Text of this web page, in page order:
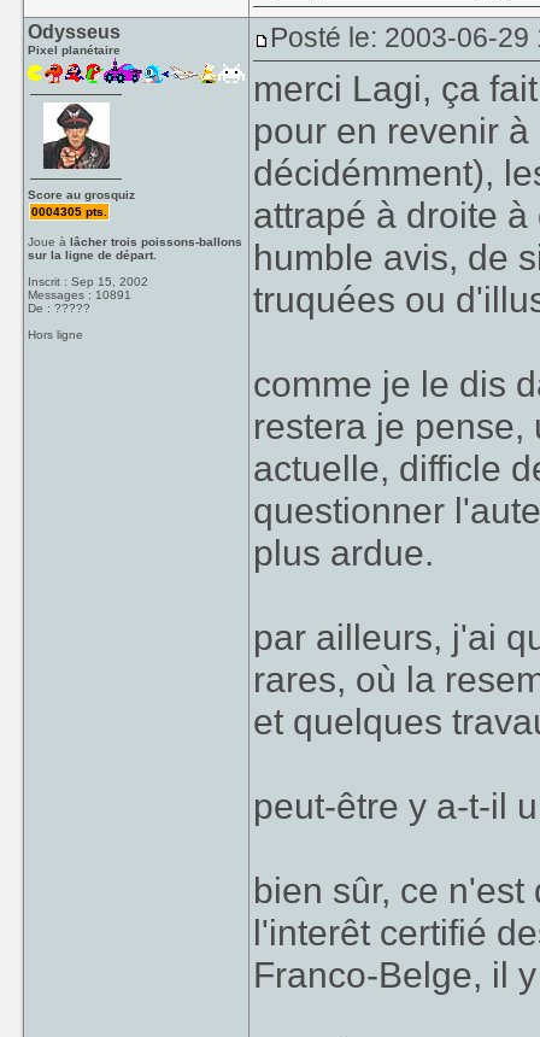
Odysseus
Pixel planétaire
Score au grosquiz
0004305 pts.
Joue àlâcher trois poissons-ballons
sur la ligne de départ.
Inscrit : Sep 15, 2002
Messages : 10891
De : ?????
Hors ligne
Posté le: 2003-06-29
merci Lagi, ça
pour en revenir
décidémment),
attrapé à droite
humble avis, de
truquées ou
comme je le dis
restera je pense,
actuelle, difficle
questionner
plus ardue.
par ailleurs, j'ai
rares, où la
et quelques
peut-être y a-t-il
bien sûr, ce
l'interêt certifié
Franco-Belge, il